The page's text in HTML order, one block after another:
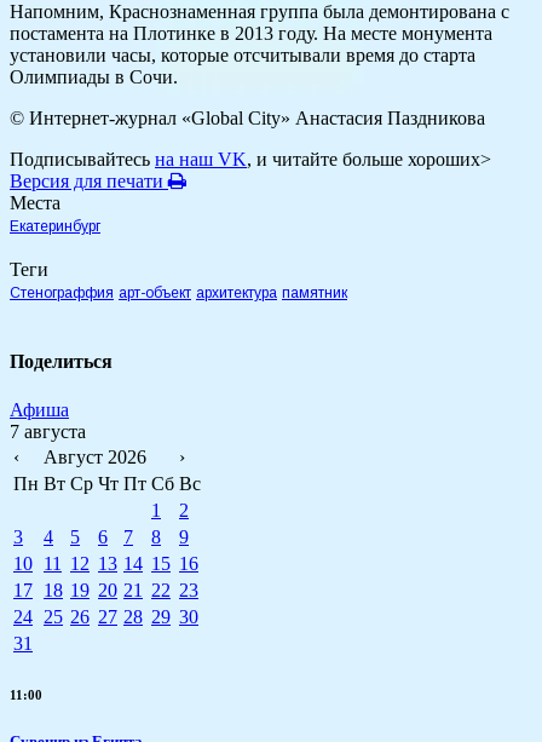
Напомним, Краснознаменная группа была демонтирована с
постамента на Плотинке в 2013 году. На месте монумента
установили часы, которые отсчитывали время до старта
Олимпиады в Сочи.
© Интернет-журнал «Global City» Анастасия Паздникова
Подписывайтесь на наш VK, и читайте больше хороших>
Версия для печати
Места
Екатеринбург
Теги
Стенограффия арт-объект архитектура памятник
Поделиться
Афиша
7 августа
‹
Август 2026
›
Пн Вт Ср Чт Пт Сб Вс
1
2
3
4 5 6 7 8
9
10 11 12 13 14 15 16
17 18 19 20 21 22 23
24 25 26 27 28 29 30
31
11:00